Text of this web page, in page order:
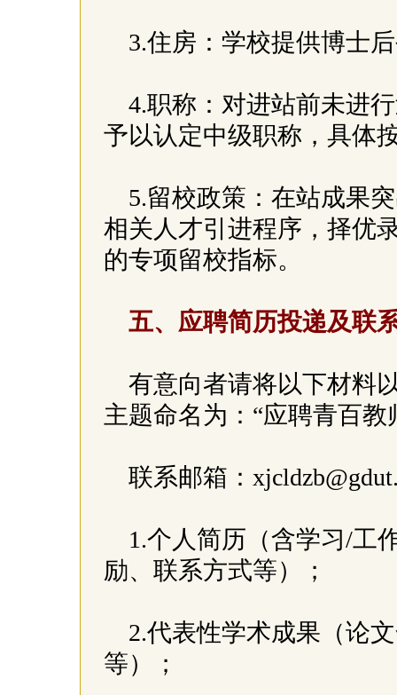
3.住房：学校提供博士
4.职称：对进站前未进
予以认定中级职称，具体
5.留校政策：在站成果
相关人才引进程序，择优
的专项留校指标。
五、应聘简历投递及联
有意向者请将以下材料
主题命名为：“应聘青百
联系邮箱：
1.个人简历（含学习/工
励、联系方式等）；
2.代表性学术成果（论
等）；